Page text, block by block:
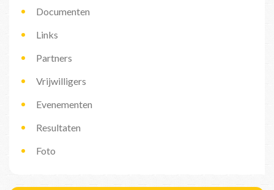
Documenten
Links
Partners
Vrijwilligers
Evenementen
Resultaten
Foto